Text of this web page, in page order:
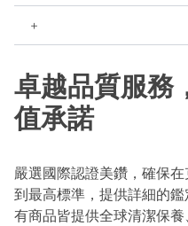
＋
卓越品質服務
值承諾
嚴選國際認證美鑽，確保
到最高標準，提供詳細的
有商品皆提供全球清潔保